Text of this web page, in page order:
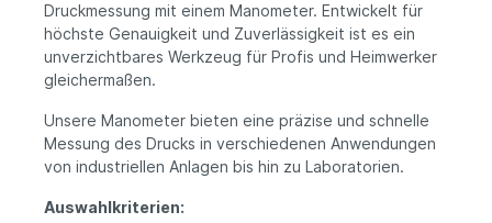
Druckmessung mit einem Manometer. Entwickelt für
höchste Genauigkeit und Zuverlässigkeit ist es ein
unverzichtbares Werkzeug für Profis und Heimwerker
gleichermaßen.
Unsere Manometer bieten eine präzise und schnelle
Messung des Drucks in verschiedenen Anwendungen
von industriellen Anlagen bis hin zu Laboratorien.
Auswahlkriterien: